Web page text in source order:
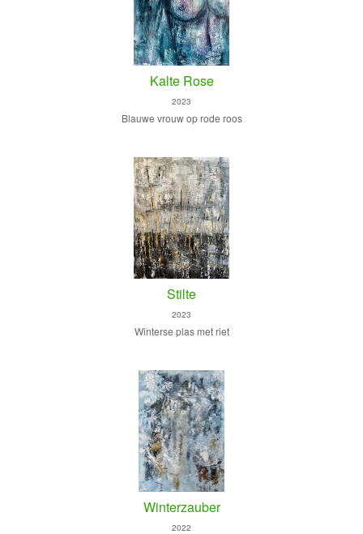
Kalte Rose
2023
Blauwe vrouw op rode roos
Stilte
2023
Winterse plas met riet
Winterzauber
2022